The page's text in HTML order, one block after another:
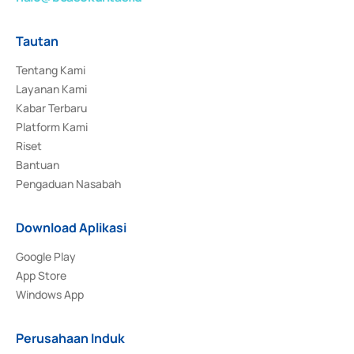
Tautan
Tentang Kami
Layanan Kami
Kabar Terbaru
Platform Kami
Riset
Bantuan
Pengaduan Nasabah
Download Aplikasi
Google Play
App Store
Windows App
Perusahaan Induk